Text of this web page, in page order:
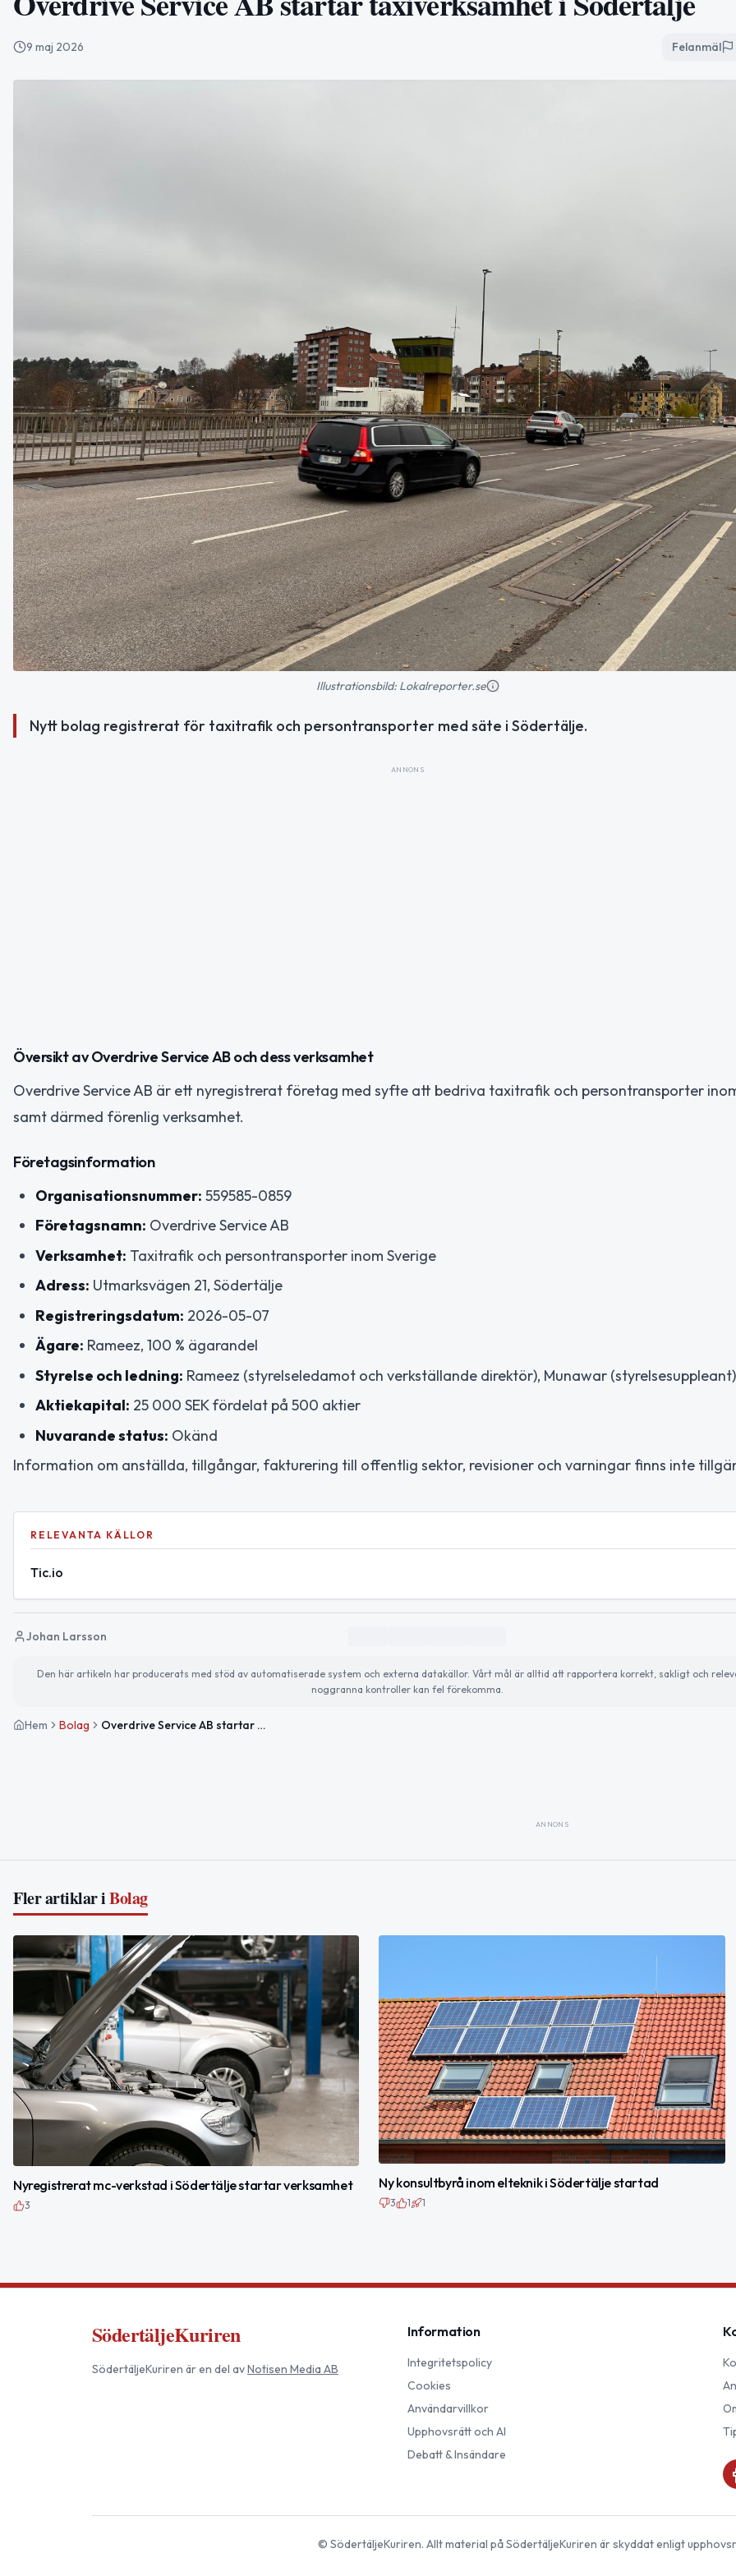
9 maj 2026 Felanmäl
Illustrationsbild: Lokalreporter.se
Nytt bolag registrerat för taxitrafik och persontransporter med säte i Södertälje.
ANNONS
Översikt av Overdrive Service AB och dess verksamhet
Overdrive Service AB är ett nyregistrerat företag med syfte att bedriva taxitrafik och persontransporter
samt därmed förenlig verksamhet.
Företagsinformation
Organisationsnummer: 559585-0859
Företagsnamn: Overdrive Service AB
Verksamhet: Taxitrafik och persontransporter inom Sverige
Adress: Utmarksvägen 21, Södertälje
Registreringsdatum: 2026-05-07
Ägare: Rameez, 100 % ägarandel
Styrelse och ledning: Rameez (styrelseledamot och verkställande direktör), Munawar (styrelsesuppleant)
Aktiekapital: 25 000 SEK fördelat på 500 aktier
Nuvarande status: Okänd
Information om anställda, tillgångar, fakturering till offentlig sektor, revisioner och varningar finns inte
RELEVANTA KÄLLOR
Tic.io
Johan Larsson
Den här artikeln har producerats med stöd av automatiserade system och externa datakällor. Vårt mål är alltid att rapportera korrekt, sakligt och
noggranna kontroller kan fel förekomma.
Hem Bolag Overdrive Service AB startar taxiverksamhet i Södertälje
ANNONS
Fler artiklar iBolag
Nyregistrerat mc-verkstad i Södertälje startar verksamhet
3
Ny konsultbyrå inom elteknik i Södertälje startad
3 1 1
SödertäljeKuriren
SödertäljeKuriren är en del avNotisen Media AB
Information
Integritetspolicy
Cookies
Användarvillkor
Upphovsrätt och AI
Debatt & Insändare
© SödertäljeKuriren. Allt material påSödertäljeKuriren är skyddat enligt